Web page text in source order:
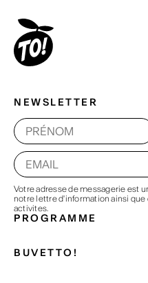
NEWSLETTER
Votre adresse de messagerie est
notre lettre d'information ainsi
activites.
PROGRAMME
BUVETTO!